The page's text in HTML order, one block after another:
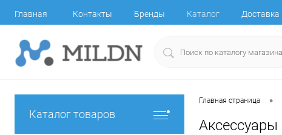
Главная Контакты Бренды Каталог Доставка
Каталог товаров
Главная страница •
Аксессуары